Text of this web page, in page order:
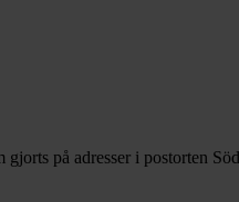
på adresser i postorten